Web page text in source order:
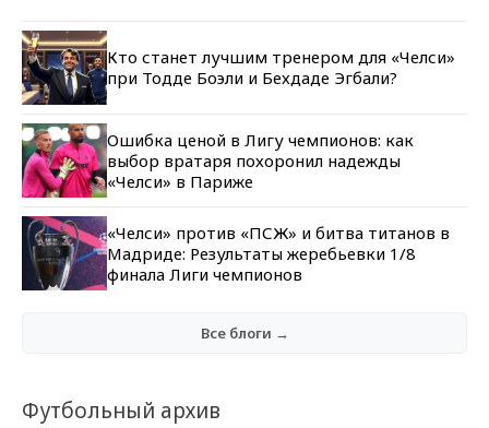
Кто станет лучшим тренером для «Челси»
при Тодде Боэли и Бехдаде Эгбали?
Ошибка ценой в Лигу чемпионов: как
выбор вратаря похоронил надежды
«Челси» в Париже
«Челси» против «ПСЖ» и битва титанов в
Мадриде: Результаты жеребьевки 1/8
финала Лиги чемпионов
Все блоги →
Футбольный архив